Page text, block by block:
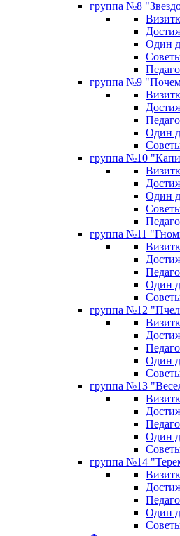
группа №8
Один
группа №9
Один
группа №10
Один
группа №11
Один
группа №12
Один
группа №13
Один
группа №14
Один